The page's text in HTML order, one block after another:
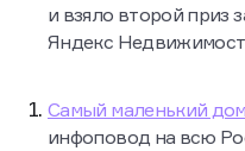
и взяло второй приз
Яндекс
Самый маленький
инфоповод на всю